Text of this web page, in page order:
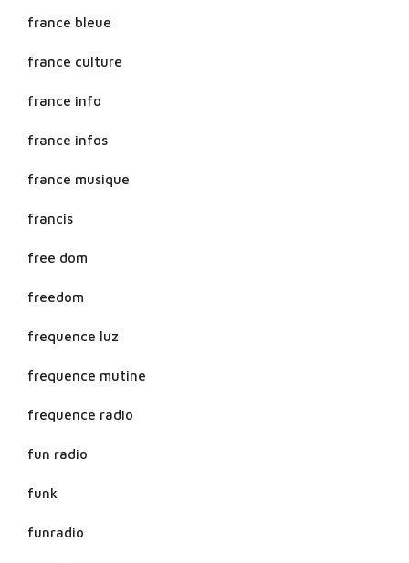
france bleue
france culture
france info
france infos
france musique
francis
free dom
freedom
frequence luz
frequence mutine
frequence radio
fun radio
funk
funradio